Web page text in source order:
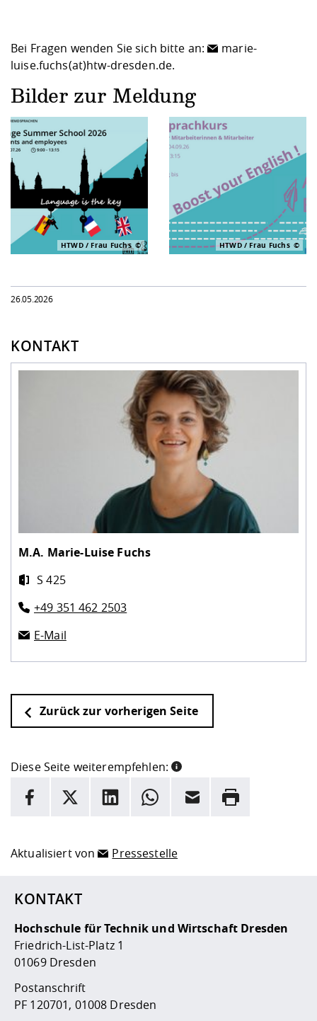
Bei Fragen wenden Sie sich bitte an:
marie-
luise.fuchs(at)htw-dresden.de.
Bilder zur Meldung
HTWD / Frau Fuchs HTWD / Frau Fuchs
26.05.2026
KONTAKT
M.A. Marie-Luise Fuchs
S 425
+49 351 462 2503
E-Mail
Zurück zur vorherigen Seite
Diese Seite weiterempfehlen:
INFORMATION
Hier stehen weitere Informationen und ein Link zur
Facebook
X LinkedInWhatsappE-Mail Drucken
Aktualisiert von Pressestelle
KONTAKT
Hochschule für Technik und Wirtschaft Dresden
Friedrich-List-Platz 1
01069 Dresden
Postanschrift
PF 120701, 01008 Dresden